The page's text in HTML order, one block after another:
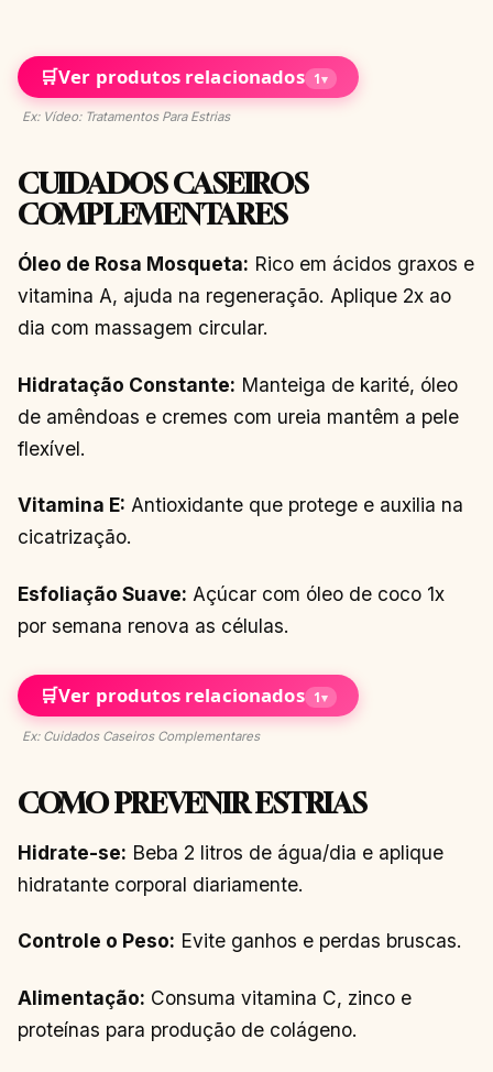
🛒Ver produtos relacionados 1▾
Ex: Vídeo: Tratamentos Para Estrias
CUIDADOS CASEIROS
COMPLEMENTARES
Óleo de Rosa Mosqueta: Rico em ácidos graxos e
vitamina A, ajuda na regeneração. Aplique 2x ao
dia com massagem circular.
Hidratação Constante: Manteiga de karité, óleo
de amêndoas e cremes com ureia mantêm a pele
flexível.
Vitamina E: Antioxidante que protege e auxilia na
cicatrização.
Esfoliação Suave: Açúcar com óleo de coco 1x
por semana renova as células.
🛒Ver produtos relacionados 1▾
Ex: Cuidados Caseiros Complementares
COMO PREVENIR ESTRIAS
Hidrate-se: Beba 2 litros de água/dia e aplique
hidratante corporal diariamente.
Controle o Peso: Evite ganhos e perdas bruscas.
Alimentação: Consuma vitamina C, zinco e
proteínas para produção de colágeno.